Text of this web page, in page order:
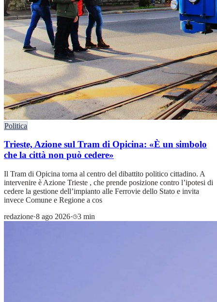
Politica
Trieste, Azione sul Tram di Opicina: «È un simbolo
che la città non può cedere»
Il Tram di Opicina torna al centro del dibattito politico cittadino. A
intervenire è Azione Trieste , che prende posizione contro l’ipotesi di
cedere la gestione dell’impianto alle Ferrovie dello Stato e invita
invece Comune e Regione a cos
redazione·8 ago 2026· 3 min